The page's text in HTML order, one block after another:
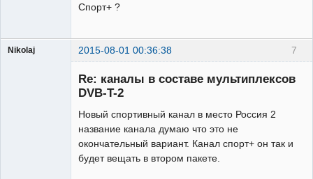
Спорт+ ?
7
Nikolaj 2015-08-01 00:36:38
Re: каналы в составе мультиплексов
DVB-T-2
Новый спортивный канал в место Россия 2
название канала думаю что это не
окончательный вариант. Канал спорт+ он так и
будет вещать в втором пакете.